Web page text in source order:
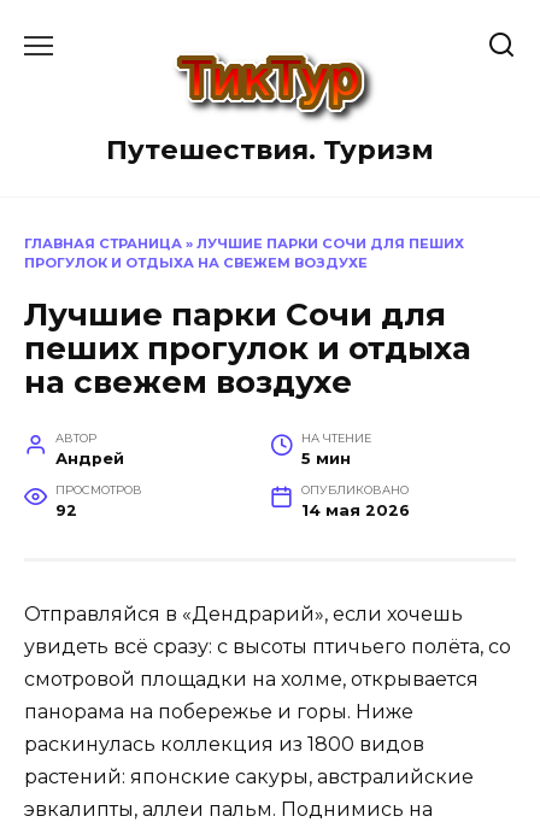
Путешествия. Туризм
ГЛАВНАЯ СТРАНИЦА » ЛУЧШИЕ ПАРКИ СОЧИ ДЛЯ ПЕШИХ
ПРОГУЛОК И ОТДЫХА НА СВЕЖЕМ ВОЗДУХЕ
Лучшие парки Сочи для
пеших прогулок и отдыха
на свежем воздухе
АВТОР
Андрей
НА ЧТЕНИЕ
5 мин
ПРОСМОТРОВ
92
ОПУБЛИКОВАНО
14 мая 2026
Отправляйся в «Дендрарий», если хочешь
увидеть всё сразу: с высоты птичьего полёта, со
смотровой площадки на холме, открывается
панорама на побережье и горы. Ниже
раскинулась коллекция из 1800 видов
растений: японские сакуры, австралийские
эвкалипты, аллеи пальм. Поднимись на